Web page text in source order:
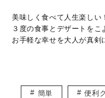
美味しく食べて人生楽しい！
３度の食事とデザートをこ
お手軽な幸せを大人が真剣
簡単 便利